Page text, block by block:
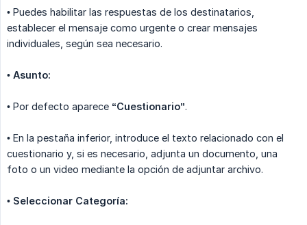
• Puedes habilitar las respuestas de los destinatarios,
establecer el mensaje como urgente o crear mensajes
individuales, según sea necesario.
• Asunto:
• Por defecto aparece “Cuestionario”.
• En la pestaña inferior, introduce el texto relacionado con el
cuestionario y, si es necesario, adjunta un documento, una
foto o un video mediante la opción de adjuntar archivo.
• Seleccionar Categoría: